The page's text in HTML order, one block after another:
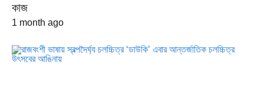
কাজ
1 month ago